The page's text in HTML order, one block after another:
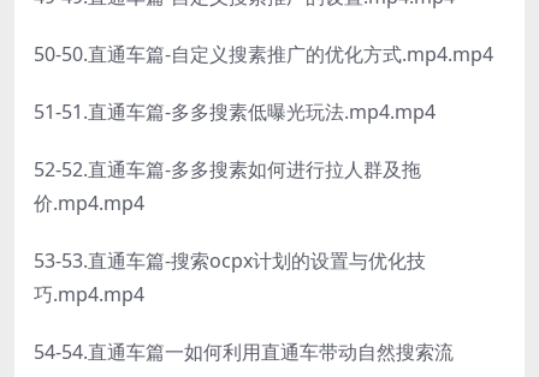
50-50.直通车篇-自定义搜素推广的优化方式.mp4.mp4
51-51.直通车篇-多多搜素低曝光玩法.mp4.mp4
52-52.直通车篇-多多搜素如何进行拉人群及拖
价.mp4.mp4
53-53.直通车篇-搜索ocpx计划的设置与优化技
巧.mp4.mp4
54-54.直通车篇一如何利用直通车带动自然搜索流